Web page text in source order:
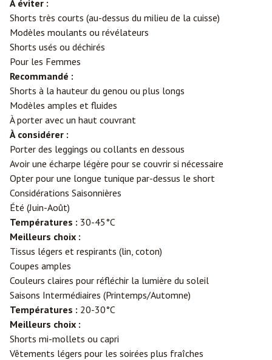
À éviter :
Shorts très courts (au-dessus du milieu de la cuisse)
Modèles moulants ou révélateurs
Shorts usés ou déchirés
Pour les Femmes
Recommandé :
Shorts à la hauteur du genou ou plus longs
Modèles amples et fluides
À porter avec un haut couvrant
À considérer :
Porter des leggings ou collants en dessous
Avoir une écharpe légère pour se couvrir si nécessaire
Opter pour une longue tunique par-dessus le short
Considérations Saisonnières
Été (Juin-Août)
Températures : 30-45°C
Meilleurs choix :
Tissus légers et respirants (lin, coton)
Coupes amples
Couleurs claires pour réfléchir la lumière du soleil
Saisons Intermédiaires (Printemps/Automne)
Températures : 20-30°C
Meilleurs choix :
Shorts mi-mollets ou capri
Vêtements légers pour les soirées plus fraîches